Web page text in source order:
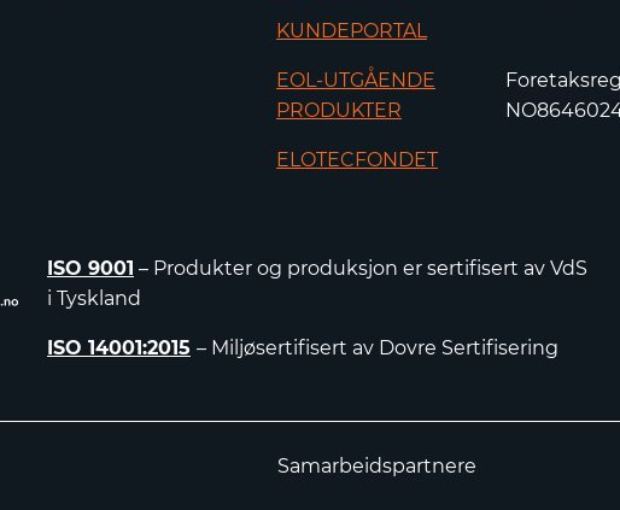
KUNDEPORTAL
EOL-UTGÅENDE
PRODUKTER
ELOTECFONDET
ISO 9001 – Produkter og produksjon er sertifisert av VdS
i Tyskland
ISO 14001:2015 – Miljøsertifisert av Dovre Sertifisering
Samarbeidspartnere